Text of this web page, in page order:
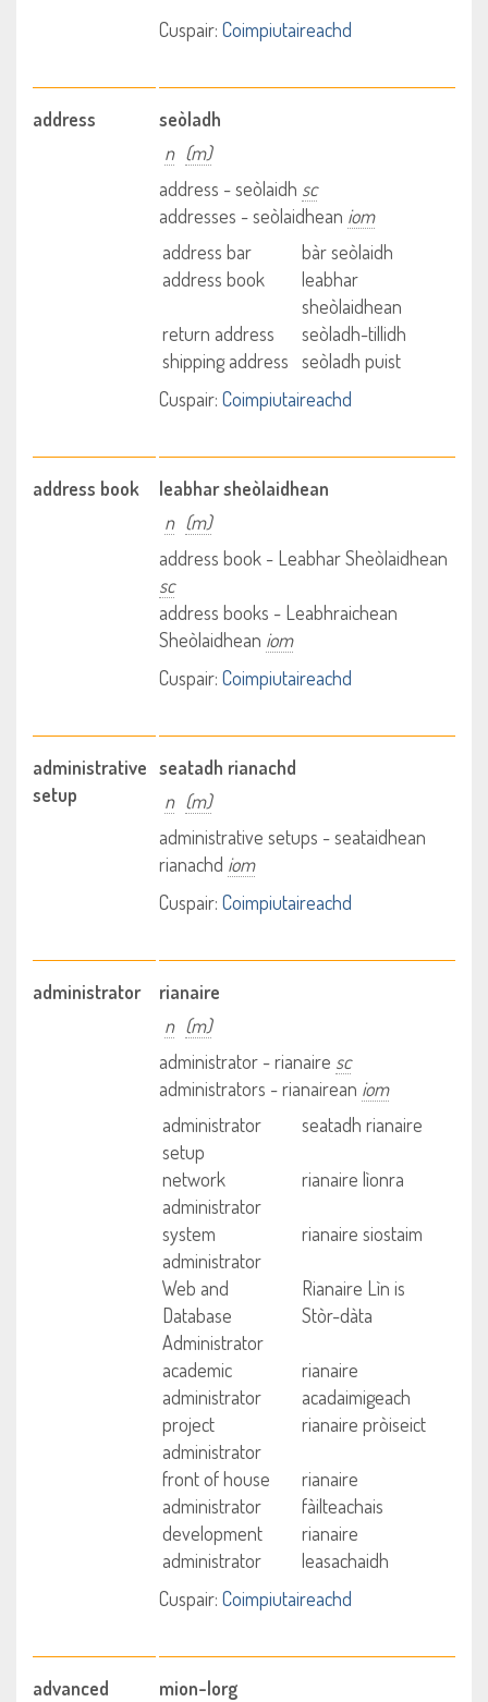
Cuspair: Coimpiutaireachd
address
seòladh
n (m)
address - seòlaidh sc
addresses - seòlaidhean iom
address bar
bàr seòlaidh
address book
leabhar
sheòlaidhean
return address
seòladh-tillidh
shipping address seòladh puist
Cuspair: Coimpiutaireachd
address book
leabhar sheòlaidhean
n (m)
address book - Leabhar Sheòlaidhean
sc
address books - Leabhraichean
Sheòlaidhean iom
Cuspair: Coimpiutaireachd
administrative
setup
seatadh rianachd
n (m)
administrative setups - seataidhean
rianachd iom
Cuspair: Coimpiutaireachd
administrator
rianaire
n (m)
administrator - rianaire sc
administrators - rianairean iom
administrator
setup
seatadh rianaire
network
administrator
rianaire lìonra
system
administrator
rianaire siostaim
Web and
Database
Administrator
Rianaire Lìn is
Stòr-dàta
academic
administrator
rianaire
acadaimigeach
project
administrator
rianaire pròiseict
front of house
administrator
rianaire
fàilteachais
development
administrator
rianaire
leasachaidh
Cuspair: Coimpiutaireachd
advanced
mion-lorg